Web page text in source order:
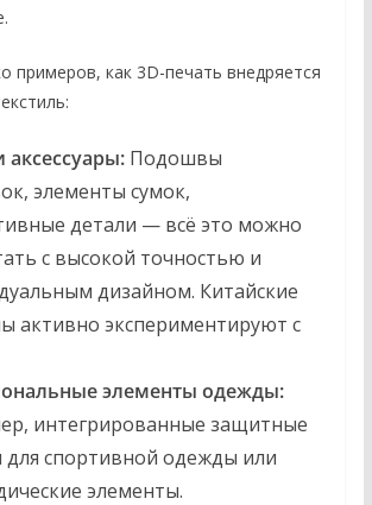
примеров, как 3D-печать внедряется
аксессуары:Подошвы
элементы сумок,
детали — всё это можно
с высокой точностью и
дизайном. Китайские
активно экспериментируют с
элементы одежды:
интегрированные защитные
для спортивной одежды или
элементы.